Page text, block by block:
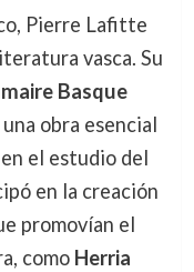
Pierre Lafitte
vasca. Su
Basque
una obra esencial
el estudio del
en la creación
promovían el
como Herria